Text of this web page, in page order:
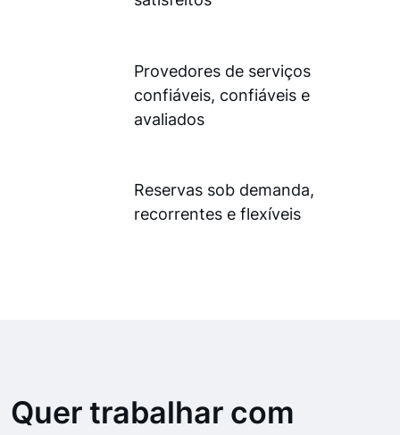
Provedores de serviços
confiáveis, confiáveis e
avaliados
Reservas sob demanda,
recorrentes e flexíveis
Quer trabalhar com